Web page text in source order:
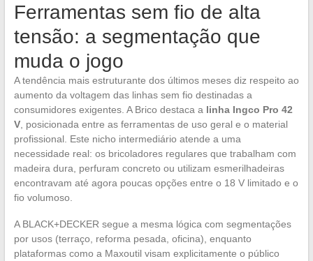
Ferramentas sem fio de alta
tensão: a segmentação que
muda o jogo
A tendência mais estruturante dos últimos meses diz respeito ao
aumento da voltagem das linhas sem fio destinadas a
consumidores exigentes. A Brico destaca a linha Ingco Pro 42
V, posicionada entre as ferramentas de uso geral e o material
profissional. Este nicho intermediário atende a uma
necessidade real: os bricoladores regulares que trabalham com
madeira dura, perfuram concreto ou utilizam esmerilhadeiras
encontravam até agora poucas opções entre o 18 V limitado e o
fio volumoso.
A BLACK+DECKER segue a mesma lógica com segmentações
por usos (terraço, reforma pesada, oficina), enquanto
plataformas como a Maxoutil visam explicitamente o público